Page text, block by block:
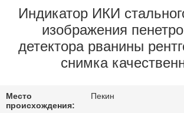
ПРОВЕРКА
КАЧЕСТВА
МЫ
Индикатор ИКИ
изображения
детектора рванины
снимка
Место
происхождения:
Пекин